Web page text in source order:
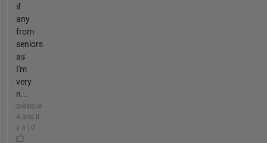
if
any
from
seniors
as
I'm
very
n...
presque
4 ans il
y a | 0